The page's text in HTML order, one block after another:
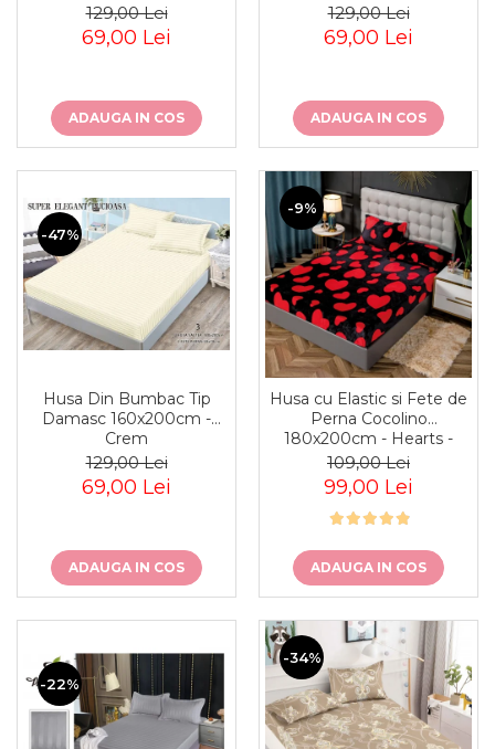
129,00 Lei
69,00 Lei
ADAUGA IN COS
129,00 Lei
69,00 Lei
ADAUGA IN COS
-47%
Husa Din Bumbac Tip
Damasc 160x200cm -
Crem
129,00 Lei
69,00 Lei
ADAUGA IN COS
-9%
Husa cu Elastic si Fete de
Perna Cocolino
180x200cm - Hearts -
Negru Cu Inimioare Rosii
109,00 Lei
99,00 Lei
ADAUGA IN COS
-22%
-34%